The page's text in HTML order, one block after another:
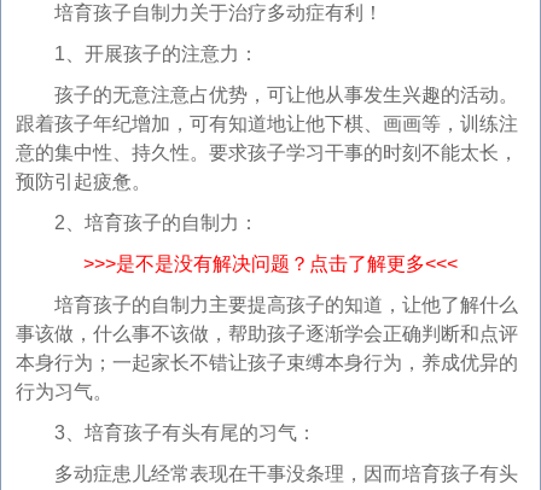
培育孩子自制力关于治疗多动症有利！
1、开展孩子的注意力：
孩子的无意注意占优势，可让他从事发生兴趣的活动。
跟着孩子年纪增加，可有知道地让他下棋、画画等，训练注
意的集中性、持久性。要求孩子学习干事的时刻不能太长，
预防引起疲惫。
2、培育孩子的自制力：
>>>是不是没有解决问题？点击了解更多<<<
培育孩子的自制力主要提高孩子的知道，让他了解什么
事该做，什么事不该做，帮助孩子逐渐学会正确判断和点评
本身行为；一起家长不错让孩子束缚本身行为，养成优异的
行为习气。
3、培育孩子有头有尾的习气：
多动症患儿经常表现在干事没条理，因而培育孩子有头